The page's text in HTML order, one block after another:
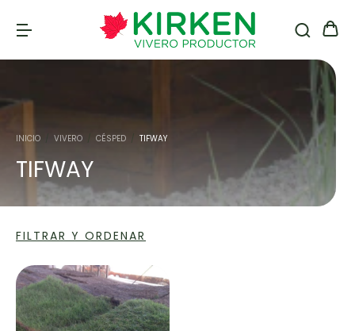
INICIO VIVERO CÉSPED / TIFWAY
TIFWAY
FILTRAR Y ORDENAR